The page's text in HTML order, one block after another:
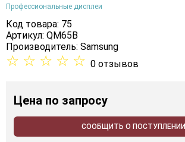
Профессиональные дисплеи
Код товара: 75
Артикул: QM65B
Производитель: Samsung
☆ ☆ ☆ ☆ ☆ 0 отзывов
Цена по запросу
СООБЩИТЬ О ПОСТУПЛЕНИИ